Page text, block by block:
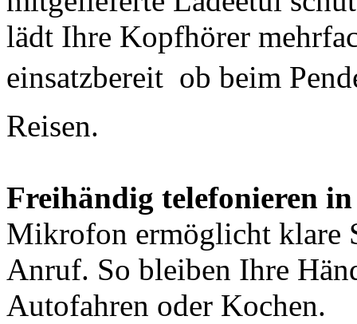
lädt Ihre Kopfhörer
einsatzbereit  ob beim
Reisen.
Freihändig telefonieren
Mikrofon ermöglicht klare
Anruf. So bleiben Ihre
Autofahren oder Kochen.